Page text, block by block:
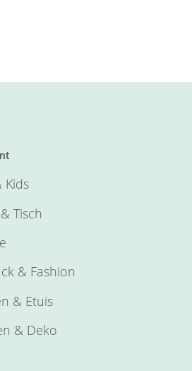
Kids
Tisch
& Fashion
& Etuis
& Deko